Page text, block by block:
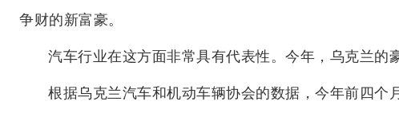
争财的新富豪。
汽车行业在这方面非常具有代表性。今年，乌克兰的
根据乌克兰汽车和机动车辆协会的数据，今年前四个